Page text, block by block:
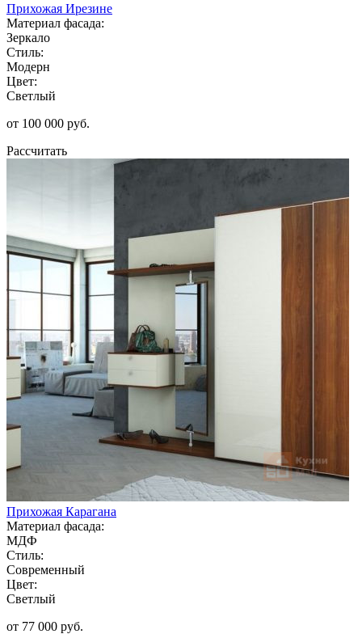
Прихожая Ирезине
Материал фасада:
Зеркало
Стиль:
Модерн
Цвет:
Светлый
от 100 000 руб.
Рассчитать
Прихожая Карагана
Материал фасада:
МДФ
Стиль:
Современный
Цвет:
Светлый
от 77 000 руб.